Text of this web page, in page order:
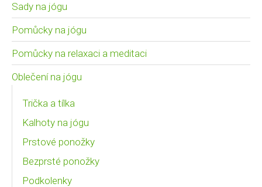
Sady na jógu
Pomůcky na jógu
Pomůcky na relaxaci a meditaci
Oblečení na jógu
Trička a tílka
Kalhoty na jógu
Prstové ponožky
Bezprsté ponožky
Podkolenky